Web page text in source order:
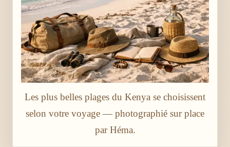
Les plus belles plages du Kenya se choisissent
selon votre voyage — photographié sur place
par Héma.